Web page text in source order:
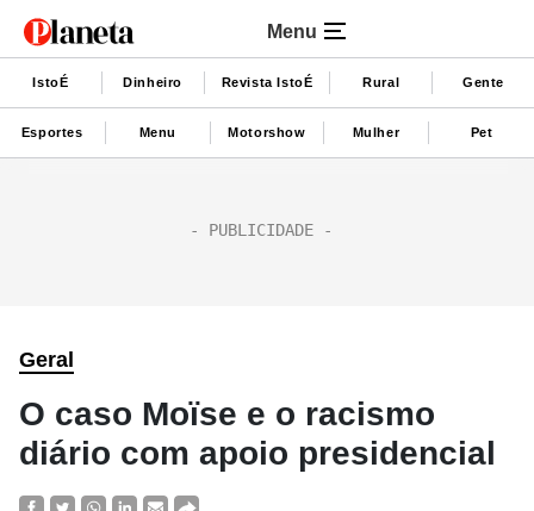
Menu
IstoÉ Dinheiro Revista IstoÉ Rural Gente
Esportes Menu Motorshow Mulher Pet
Geral
O caso Moïse e o racismo
diário com apoio presidencial